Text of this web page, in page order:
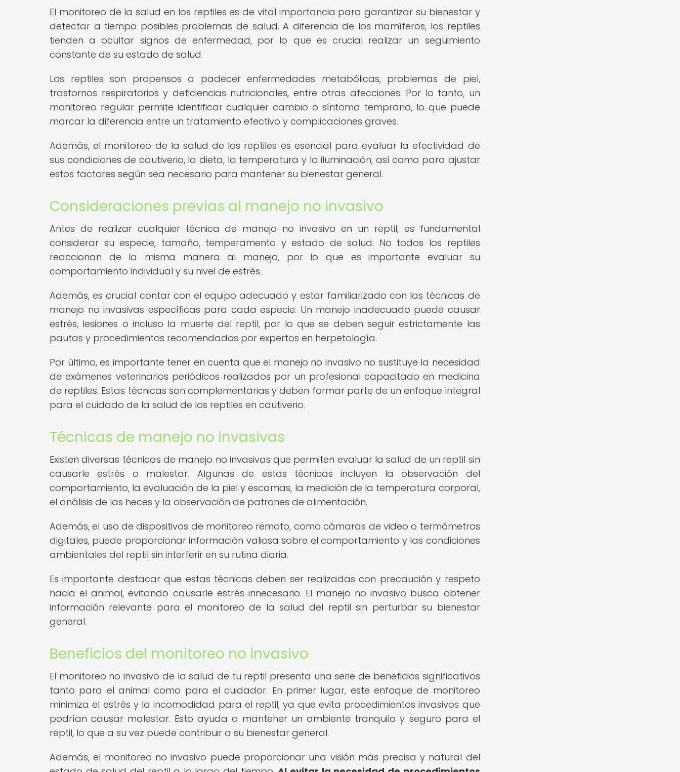
El monitoreo de la salud en los reptiles es de vital importancia para garantizar su bienestar y
detectar a tiempo posibles problemas de salud. A diferencia de los mamíferos, los reptiles
tienden a ocultar signos de enfermedad, por lo que es crucial realizar un seguimiento
constante de su estado de salud.
Los reptiles son propensos a padecer enfermedades metabólicas, problemas de piel,
trastornos respiratorios y deficiencias nutricionales, entre otras afecciones. Por lo tanto, un
monitoreo regular permite identificar cualquier cambio o síntoma temprano, lo que puede
marcar la diferencia entre un tratamiento efectivo y complicaciones graves.
Además, el monitoreo de la salud de los reptiles es esencial para evaluar la efectividad de
sus condiciones de cautiverio, la dieta, la temperatura y la iluminación, así como para ajustar
estos factores según sea necesario para mantener su bienestar general.
Consideraciones previas al manejo no invasivo
Antes de realizar cualquier técnica de manejo no invasivo en un reptil, es fundamental
considerar su especie, tamaño, temperamento y estado de salud. No todos los reptiles
reaccionan de la misma manera al manejo, por lo que es importante evaluar su
comportamiento individual y su nivel de estrés.
Además, es crucial contar con el equipo adecuado y estar familiarizado con las técnicas de
manejo no invasivas específicas para cada especie. Un manejo inadecuado puede causar
estrés, lesiones o incluso la muerte del reptil, por lo que se deben seguir estrictamente las
pautas y procedimientos recomendados por expertos en herpetología.
Por último, es importante tener en cuenta que el manejo no invasivo no sustituye la necesidad
de exámenes veterinarios periódicos realizados por un profesional capacitado en medicina
de reptiles. Estas técnicas son complementarias y deben formar parte de un enfoque integral
para el cuidado de la salud de los reptiles en cautiverio.
Técnicas de manejo no invasivas
Existen diversas técnicas de manejo no invasivas que permiten evaluar la salud de un reptil sin
causarle estrés o malestar. Algunas de estas técnicas incluyen la observación del
comportamiento, la evaluación de la piel y escamas, la medición de la temperatura corporal,
el análisis de las heces y la observación de patrones de alimentación.
Además, el uso de dispositivos de monitoreo remoto, como cámaras de video o termómetros
digitales, puede proporcionar información valiosa sobre el comportamiento y las condiciones
ambientales del reptil sin interferir en su rutina diaria.
Es importante destacar que estas técnicas deben ser realizadas con precaución y respeto
hacia el animal, evitando causarle estrés innecesario. El manejo no invasivo busca obtener
información relevante para el monitoreo de la salud del reptil sin perturbar su bienestar
general.
Beneficios del monitoreo no invasivo
El monitoreo no invasivo de la salud de tu reptil presenta una serie de beneficios significativos
tanto para el animal como para el cuidador. En primer lugar, este enfoque de monitoreo
minimiza el estrés y la incomodidad para el reptil, ya que evita procedimientos invasivos que
podrían causar malestar. Esto ayuda a mantener un ambiente tranquilo y seguro para el
reptil, lo que a su vez puede contribuir a su bienestar general.
Además, el monitoreo no invasivo puede proporcionar una visión más precisa y natural del